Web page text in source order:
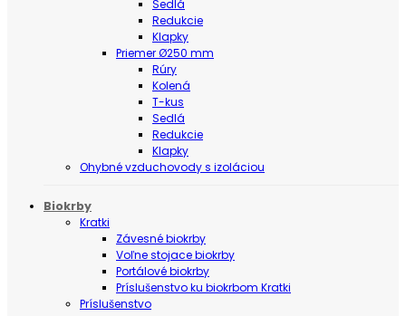
Sedlá
Redukcie
Klapky
Priemer Ø250 mm
Rúry
Kolená
T-kus
Sedlá
Redukcie
Klapky
Ohybné vzduchovody s izoláciou
Biokrby
Kratki
Závesné biokrby
Voľne stojace biokrby
Portálové biokrby
Príslušenstvo ku biokrbom Kratki
Príslušenstvo